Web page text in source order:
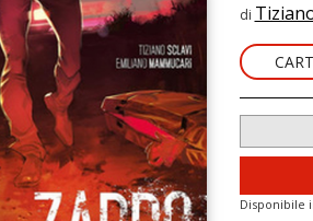
di
Disponibile